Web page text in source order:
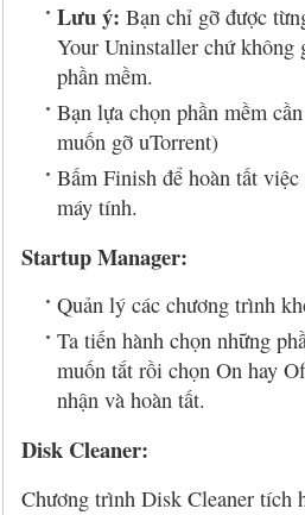
Lưu ý: Bạn chỉ gỡ được
Your Uninstaller chứ không
phần mềm.
Bạn lựa chọn phần mềm
muốn gỡ uTorrent)
Bấm Finish để hoàn tất
máy tính.
Startup Manager:
Quản lý các chương trình
Ta tiến hành chọn những
muốn tắt rồi chọn On hay
nhận và hoàn tất.
Disk Cleaner:
Chương trình Disk Cleaner tích